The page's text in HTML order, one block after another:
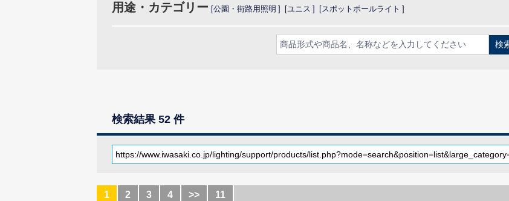
用途・カテゴリー 公園・街路用照明 ユニス スポットポールライト
検索結果 52 件
1 2 3 4 >> 11